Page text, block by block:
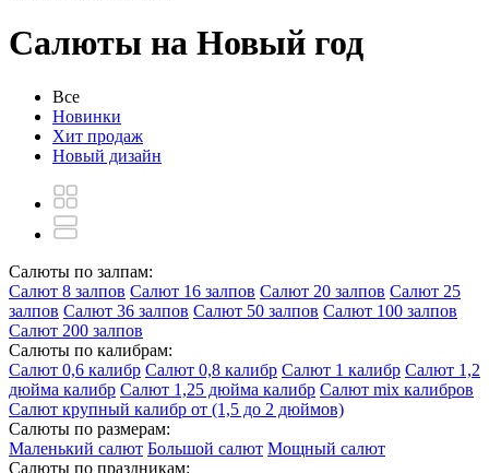
Салюты на Новый год
Все
Новинки
Хит продаж
Новый дизайн
Салюты по залпам:
Салют 8 залпов Салют 16 залпов Салют 20 залпов Салют 25
залпов Салют 36 залпов Салют 50 залпов Салют 100 залпов
Салют 200 залпов
Салюты по калибрам:
Салют 0,6 калибр Салют 0,8 калибр Салют 1 калибр Салют 1,2
дюйма калибр Салют 1,25 дюйма калибр Салют mix калибров
Салют крупный калибр от (1,5 до 2 дюймов)
Салюты по размерам:
Маленький салют Большой салют Мощный салют
Салюты по праздникам: